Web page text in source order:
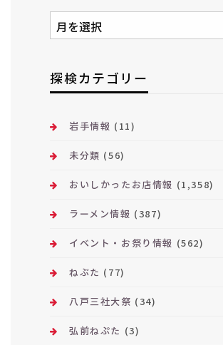
月
別
ー
カ
ブ
探検カテゴリー
岩手情報 (11)
未分類 (56)
おいしかったお店情報 (1,358)
ラーメン情報 (387)
イベント・お祭り情報 (562)
ねぶた (77)
八戸三社大祭 (34)
弘前ねぷた (3)